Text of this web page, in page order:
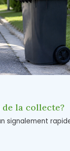
la collecte?
signalement